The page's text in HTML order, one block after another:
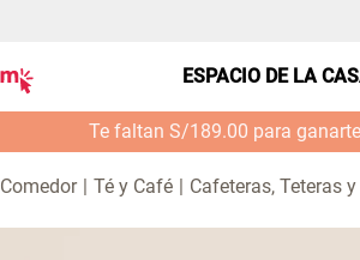
ESPACIO DE LA
Te faltan S/189.00 para
Comedor Té y Café Cafeteras, Teteras